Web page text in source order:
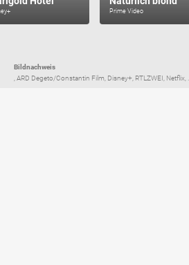
Prime Video
Bildnachweis
, ARD Degeto/Constantin Film, Disney+, RTLZWEI, Netflix, ...